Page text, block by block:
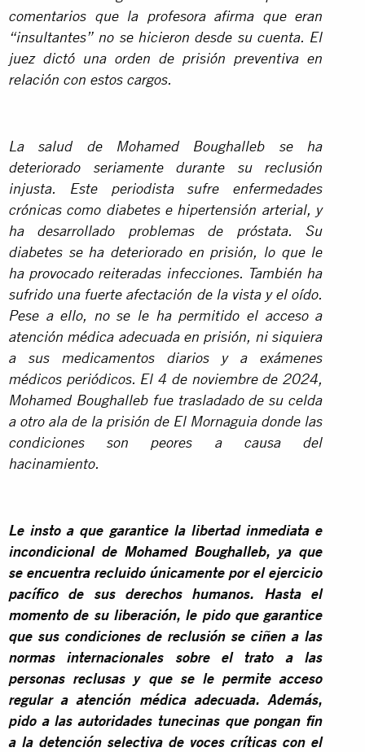
comentarios que la profesora afirma que eran
“insultantes” no se hicieron desde su cuenta. El
juez dictó una orden de prisión preventiva en
relación con estos cargos.
La salud de Mohamed Boughalleb se ha
deteriorado seriamente durante su reclusión
injusta. Este periodista sufre enfermedades
crónicas como diabetes e hipertensión arterial, y
ha desarrollado problemas de próstata. Su
diabetes se ha deteriorado en prisión, lo que le
ha provocado reiteradas infecciones. También ha
sufrido una fuerte afectación de la vista y el oído.
Pese a ello, no se le ha permitido el acceso a
atención médica adecuada en prisión, ni siquiera
a sus medicamentos diarios y a exámenes
médicos periódicos. El 4 de noviembre de 2024,
Mohamed Boughalleb fue trasladado de su celda
a otro ala de la prisión de El Mornaguia donde las
condiciones son peores a causa del
hacinamiento.
Le insto a que garantice la libertad inmediata e
incondicional de Mohamed Boughalleb, ya que
se encuentra recluido únicamente por el ejercicio
pacífico de sus derechos humanos. Hasta el
momento de su liberación, le pido que garantice
que sus condiciones de reclusión se ciñen a las
normas internacionales sobre el trato a las
personas reclusas y que se le permite acceso
regular a atención médica adecuada. Además,
pido a las autoridades tunecinas que pongan fin
a la detención selectiva de voces críticas con el